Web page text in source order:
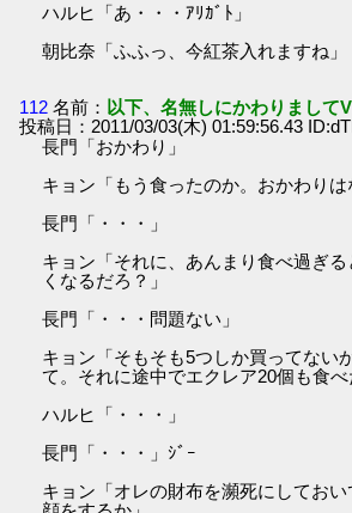
ハルヒ「あ・・・ｱﾘｶﾞﾄ」
朝比奈「ふふっ、今紅茶入れますね」
112 名前： 以下、名無しにかわりまして
投稿日：2011/03/03(木) 01:59:56.43
長門「おかわり」
キョン「もう食ったのか。おかわりは
長門「・・・」
キョン「それに、あんまり食べ過ぎ
くなるだろ？」
長門「・・・問題ない」
キョン「そもそも5つしか買ってない
て。それに途中でエクレア20個も食べ
ハルヒ「・・・」
長門「・・・」ｼﾞｰ
キョン「オレの財布を瀕死にしてお